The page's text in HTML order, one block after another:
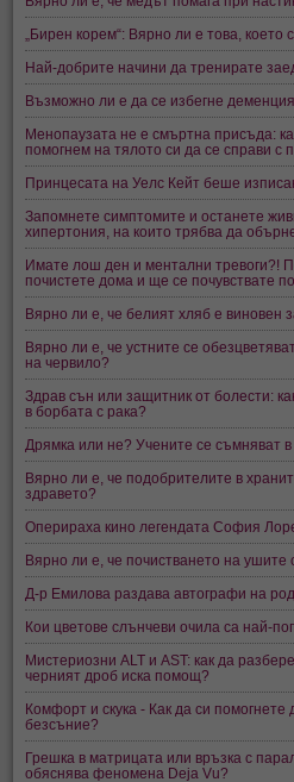
„Бирен корем“: Вярно ли е това, което
Най-добрите начини да тренирате
Възможно ли е да се избегне
Менопаузата не е смъртна присъда:
помогнем на тялото си да се справи с
Принцесата на Уелс Кейт беше
Запомнете симптомите и останете
хипертония, на които трябва да
Имате лош ден и ментални тревоги?!
почистете дома и ще се почувствате
Вярно ли е, че белият хляб е виновен
Вярно ли е, че устните се
на червило?
Здрав сън или защитник от болести:
в борбата с рака?
Дрямка или не? Учените се съмняват
Вярно ли е, че подобрителите в
здравето?
Оперираха кино легендата София
Вярно ли е, че почистването на ушите
Д-р Емилова раздава автографи на
Кои цветове слънчеви очила са най-
Мистериозни ALT и AST: как да
черният дроб иска помощ?
Комфорт и скука - Как да си помогнете
безсъние?
Грешка в матрицата или връзка с
обяснява феномена Deja Vu?